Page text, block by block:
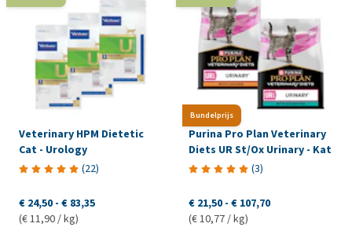
Veterinary HPM Dietetic
Cat - Urology
(22)
€ 24,50 - € 83,35
(€ 11,90 / kg)
Bundelprijs
Purina Pro Plan Veterinary
Diets UR St/Ox Urinary - Kat
(3)
€ 21,50 - € 107,70
(€ 10,77 / kg)